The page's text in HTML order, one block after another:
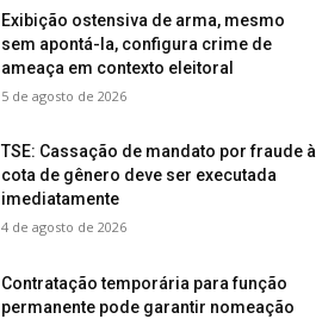
Exibição ostensiva de arma, mesmo
sem apontá-la, configura crime de
ameaça em contexto eleitoral
5 de agosto de 2026
TSE: Cassação de mandato por fraude à
cota de gênero deve ser executada
imediatamente
4 de agosto de 2026
Contratação temporária para função
permanente pode garantir nomeação